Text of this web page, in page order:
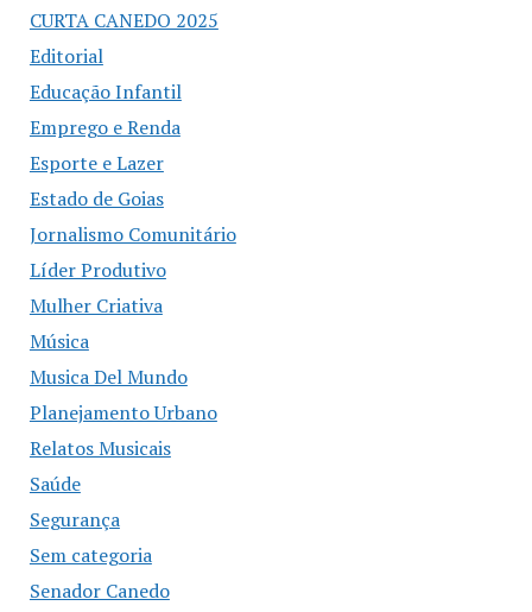
CURTA CANEDO 2025
Editorial
Educação Infantil
Emprego e Renda
Esporte e Lazer
Estado de Goias
Jornalismo Comunitário
Líder Produtivo
Mulher Criativa
Música
Musica Del Mundo
Planejamento Urbano
Relatos Musicais
Saúde
Segurança
Sem categoria
Senador Canedo